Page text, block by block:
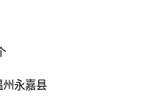
州永嘉县